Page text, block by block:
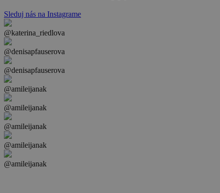
Sleduj nás na Instagrame
@katerina_riedlova
@denisapfauserova
@denisapfauserova
@amileijanak
@amileijanak
@amileijanak
@amileijanak
@amileijanak